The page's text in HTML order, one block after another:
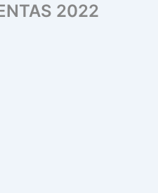
2022